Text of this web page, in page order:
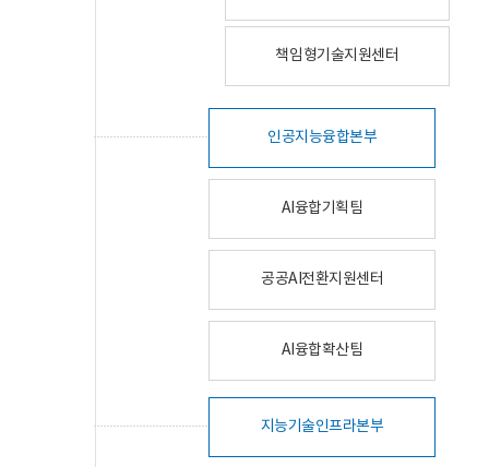
책임형기술지원센터
인공지능융합본부
AI융합기획팀
공공AI전환지원센터
AI융합확산팀
지능기술인프라본부